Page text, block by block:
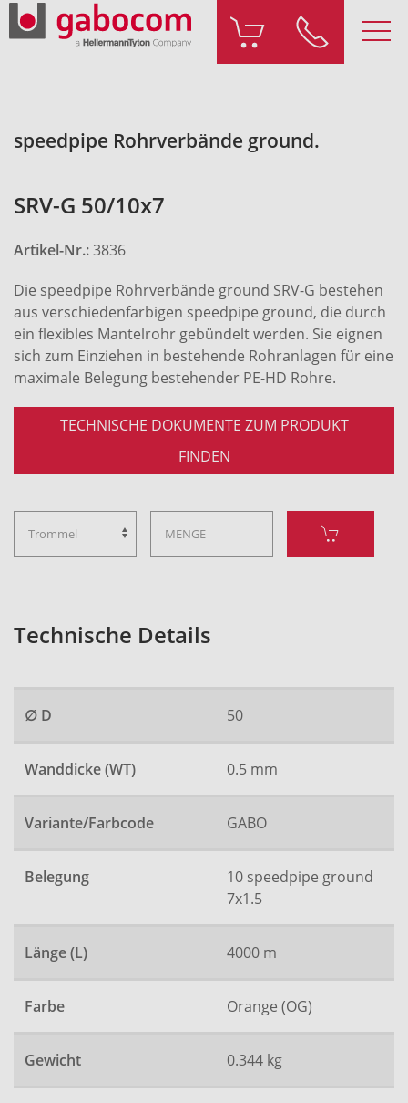
speedpipe Rohrverbände ground.
SRV-G 50/10x7
Artikel-Nr.:3836
Die speedpipe Rohrverbände ground SRV-G bestehen
aus verschiedenfarbigen speedpipe ground, die durch
ein flexibles Mantelrohr gebündelt werden. Sie eignen
sich zum Einziehen in bestehende Rohranlagen für eine
maximale Belegung bestehender PE-HD Rohre.
TECHNISCHE DOKUMENTE ZUM PRODUKT
FINDEN
Technische Details
∅ D 50
Wanddicke (WT) 0.5 mm
Variante/Farbcode GABO
Belegung
10 speedpipe ground
7x1.5
Länge (L) 4000 m
Farbe Orange (OG)
Gewicht 0.344 kg